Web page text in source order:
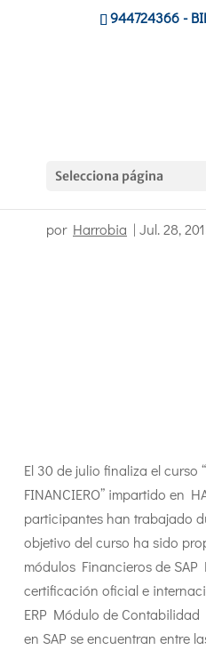
944724366-
Selecciona página
por Harrobia | Jul. 28,
El 30 de julio finaliza el curso
FINANCIERO” impartido en
participantes han trabajado
objetivo del curso ha sido
módulos Financieros de
certificación oficial e
ERP Módulo de
en SAP se encuentran entre